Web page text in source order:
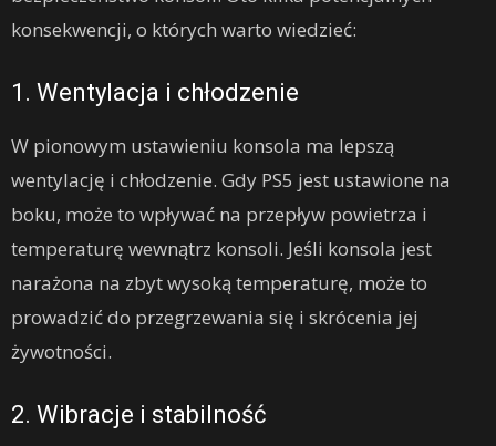
konsekwencji, o których warto wiedzieć:
1. Wentylacja i chłodzenie
W pionowym ustawieniu konsola ma lepszą
wentylację i chłodzenie. Gdy PS5 jest ustawione na
boku, może to wpływać na przepływ powietrza i
temperaturę wewnątrz konsoli. Jeśli konsola jest
narażona na zbyt wysoką temperaturę, może to
prowadzić do przegrzewania się i skrócenia jej
żywotności.
2. Wibracje i stabilność